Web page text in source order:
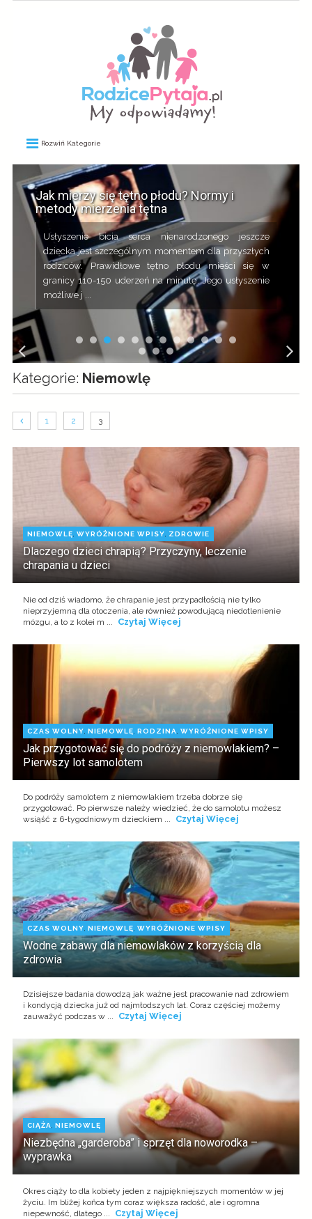
Rozwiń Kategorie
Jak mierzy się tętno płodu? Normy i
metody mierzenia tętna
Usłyszenie bicia serca nienarodzonego jeszcze
dziecka jest szczególnym momentem dla przyszłych
rodziców. Prawidłowe tętno płodu mieści się w
granicy 110-150 uderzeń na minutę. Jego usłyszenie
możliwe j ...
Kategorie: Niemowlę
1 2 3
NIEMOWLĘ WYRÓŻNIONE WPISY ZDROWIE
Dlaczego dzieci chrapią? Przyczyny, leczenie
chrapania u dzieci
Nie od dziś wiadomo, że chrapanie jest przypadłością nie tylko
nieprzyjemną dla otoczenia, ale również powodującą niedotlenienie
mózgu, a to z kolei m ...
Czytaj Więcej
CZAS WOLNY NIEMOWLĘ RODZINA WYRÓŻNIONE WPISY
Jak przygotować się do podróży z niemowlakiem? –
Pierwszy lot samolotem
Do podróży samolotem z niemowlakiem trzeba dobrze się
przygotować. Po pierwsze należy wiedzieć, że do samolotu możesz
wsiąść z 6-tygodniowym dzieckiem ...
Czytaj Więcej
CZAS WOLNY NIEMOWLĘ WYRÓŻNIONE WPISY
Wodne zabawy dla niemowlaków z korzyścią dla
zdrowia
Dzisiejsze badania dowodzą jak ważne jest pracowanie nad zdrowiem
i kondycją dziecka już od najmłodszych lat. Coraz częściej możemy
zauważyć podczas w ...
Czytaj Więcej
CIĄŻA NIEMOWLĘ
Niezbędna „garderoba” i sprzęt dla noworodka –
wyprawka
Okres ciąży to dla kobiety jeden z najpiękniejszych momentów w jej
życiu. Im bliżej końca tym coraz większa radość, ale i ogromna
niepewność, dlatego ...
Czytaj Więcej